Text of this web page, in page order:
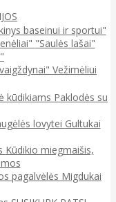
baseinui ir sportui"
"Saulės lašai"
Vežimėliui
kūdikiams Paklodės su
lovytei Gultukai
Kūdikio miegmaišis,
pagalvėlės Migdukai